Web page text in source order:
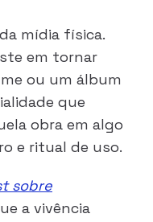
mídia física.
em tornar
ou um álbum
que
obra em algo
e ritual de uso.
sobre
a vivência